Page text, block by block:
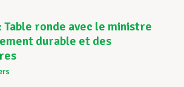
Table ronde avec le ministre
durable et des